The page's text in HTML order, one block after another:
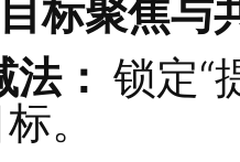
一。
：